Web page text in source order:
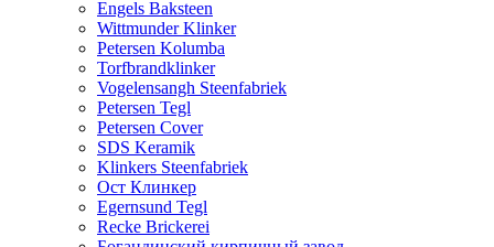
Engels Baksteen
Wittmunder Klinker
Petersen Kolumba
Torfbrandklinker
Vogelensangh Steenfabriek
Petersen Tegl
Petersen Cover
SDS Keramik
Klinkers Steenfabriek
Ост Клинкер
Egernsund Tegl
Recke Brickerei